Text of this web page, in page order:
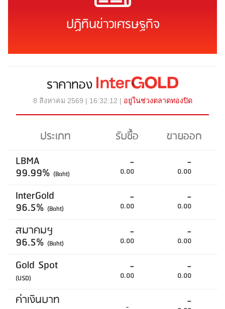
ปฏิทินข่าวเศรษฐกิจ
ราคาทอง
8 สิงหาคม 2569 | 16:32:12 | อยู่ในช่วงตลาดทองปิด
ประเภท รับซื้อ
ขายออก
LBMA
99.99% (Baht)
-
0.00
-
0.00
InterGold
96.5% (Baht)
-
0.00
-
0.00
สมาคมฯ
96.5% (Baht)
-
0.00
-
0.00
Gold Spot
(USD)
-
0.00
-
0.00
ค่าเงินบาท -